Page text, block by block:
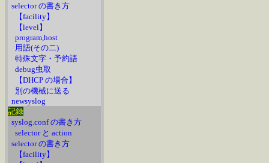
selector の書き方
【facility】
【level】
program,host
用語(その二)
特殊文字・予約語
debug虫取
【DHCP の場合】
別の機械に送る
newsyslog
記録
syslog.conf の書き方
selector と action
selector の書き方
【facility】